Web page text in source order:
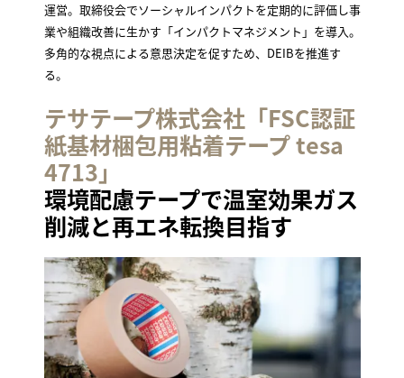
運営。取締役会でソーシャルインパクトを定期的に評価し事
業や組織改善に生かす「インパクトマネジメント」を導入。
多角的な視点による意思決定を促すため、DEIBを推進す
る。
テサテープ株式会社「FSC認証
紙基材梱包用粘着テープ tesa
4713」
環境配慮テープで温室効果ガス
削減と再エネ転換目指す